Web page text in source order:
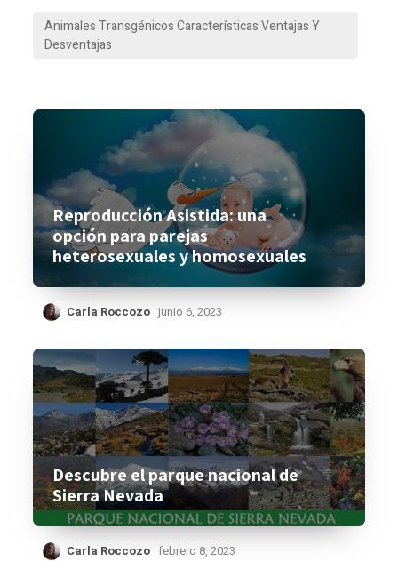
Animales Transgénicos Características Ventajas Y
Desventajas
Reproducción Asistida: una
opción para parejas
heterosexuales y homosexuales
Carla Roccozo junio 6, 2023
Descubre el parque nacional de
Sierra Nevada
Carla Roccozo febrero 8, 2023